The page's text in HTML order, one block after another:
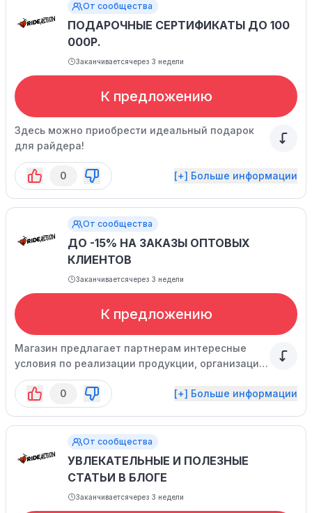
От сообщества
ПОДАРОЧНЫЕ СЕРТИФИКАТЫ ДО 100
000Р.
Заканчиваетсячерез 3 недели
К предложению
Здесь можно приобрести идеальный подарок
для райдера!
0 [+] Больше информации
От сообщества
ДО -15% НА ЗАКАЗЫ ОПТОВЫХ
КЛИЕНТОВ
Заканчиваетсячерез 3 недели
К предложению
Магазин предлагает партнерам интересные
условия по реализации продукции, организации
мероприятий, спонсорству и рекламе.
0
[+] Больше информации
От сообщества
УВЛЕКАТЕЛЬНЫЕ И ПОЛЕЗНЫЕ
СТАТЬИ В БЛОГЕ
Заканчиваетсячерез 3 недели